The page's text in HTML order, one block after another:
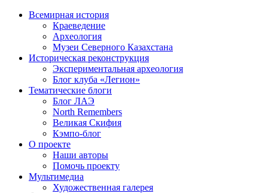
Всемирная история
Краеведение
Археология
Музеи Северного Казахстана
Историческая реконструкция
Экспериментальная археология
Блог клуба «Легион»
Тематические блоги
Блог ЛАЭ
North Remembers
Великая Скифия
Кэмпо-блог
О проекте
Наши авторы
Помочь проекту
Мультимедиа
Художественная галерея